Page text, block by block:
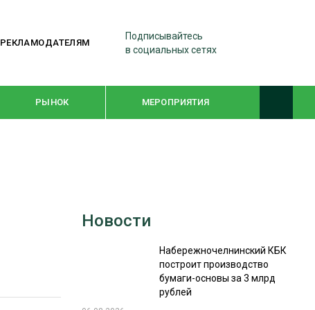
РЕКЛАМОДАТЕЛЯМ
Подписывайтесь
в социальных сетях
РЫНОК МЕРОПРИЯТИЯ
WOODEX-2021
СУШКА ДРЕВЕСИНЫ
Новости
Набережночелнинский КБК
построит производство
бумаги-основы за 3 млрд
рублей